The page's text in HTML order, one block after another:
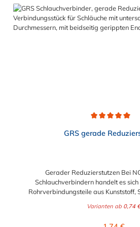
Schlauchverbinder für 5mm, 6mm (1/
(3/8"), 13mm (1/2"), 16mm (5/8"),
GRS gerade
Gerader Reduzierstutzen Bei
Schlauchverbindern handelt es
Rohrverbindungsteile aus
Leitungen sicher, zuverlässig und
Varianten ab 0,74 €
Regulärer